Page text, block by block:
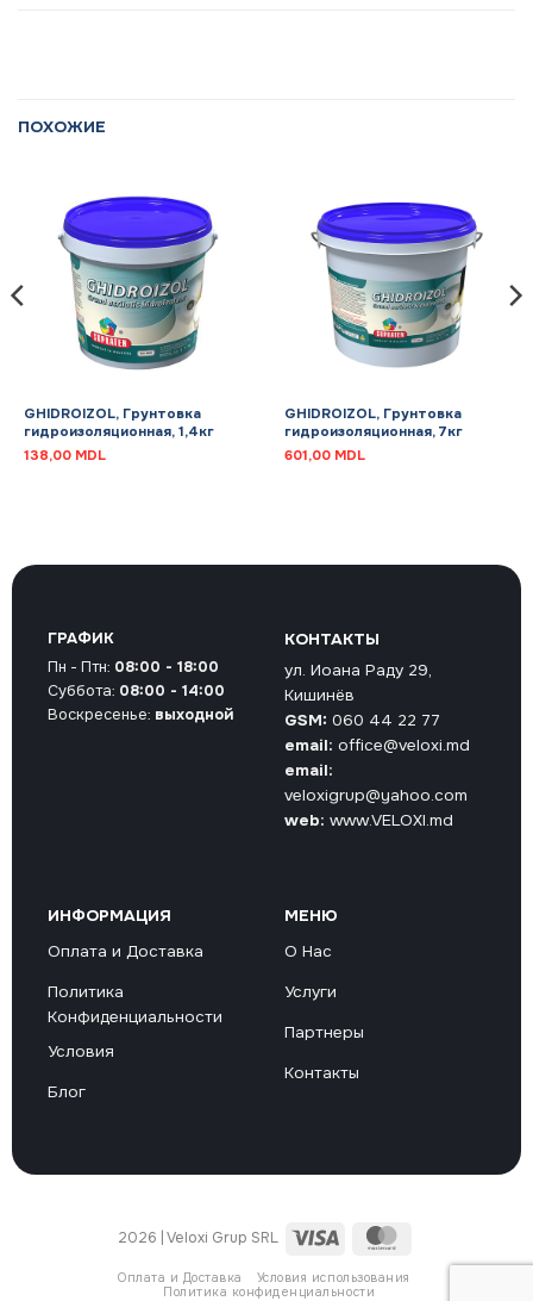
ПОХОЖИЕ
GHIDROIZOL, Грунтовка
гидроизоляционная, 1,4кг
138,00 MDL
GHIDROIZOL, Грунтовка
гидроизоляционная, 7кг
601,00 MDL
КОНТАКТЫ
ул. Иоана Раду 29,
Кишинёв
GSM: 060 44 22 77
email: office@veloxi.md
email:
veloxigrup@yahoo.com
web: www.VELOXI.md
ИНФОРМАЦИЯ
Оплата и Доставка
Политика
Конфиденциальности
Условия
Блог
МЕНЮ
О Нас
Услуги
Партнеры
Контакты
ГРАФИК
Пн - Птн: 08:00 - 18:00
Суббота: 08:00 - 14:00
Воскресенье: выходной
2026 | Veloxi Grup SRL Visa
Оплата и Доставка
Условия использования
Политика конфиденциальности